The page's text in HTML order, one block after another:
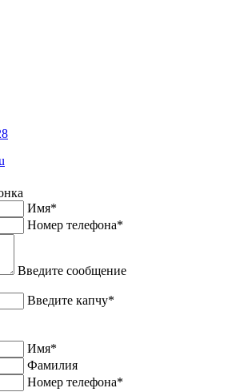
Имя*
Номер телефона*
Введите сообщение
Введите капчу*
Имя*
Фамилия
Номер телефона*